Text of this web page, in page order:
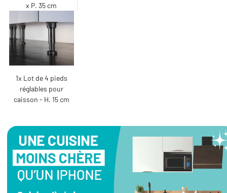
x P. 35 cm
1x Lot de 4 pieds
réglables pour
caisson - H. 15 cm